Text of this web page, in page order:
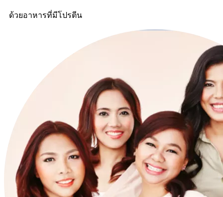
ด้วยอาหารที่มีโปรตีน